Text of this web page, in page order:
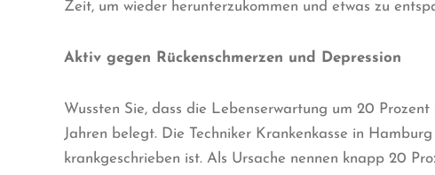
Zeit, um wieder herunterzukommen und etwas zu
Aktiv gegen Rückenschmerzen und Depression
Wussten Sie, dass die Lebenserwartung um 20
Jahren belegt. Die Techniker Krankenkasse in
krankgeschrieben ist. Als Ursache nennen knapp 20